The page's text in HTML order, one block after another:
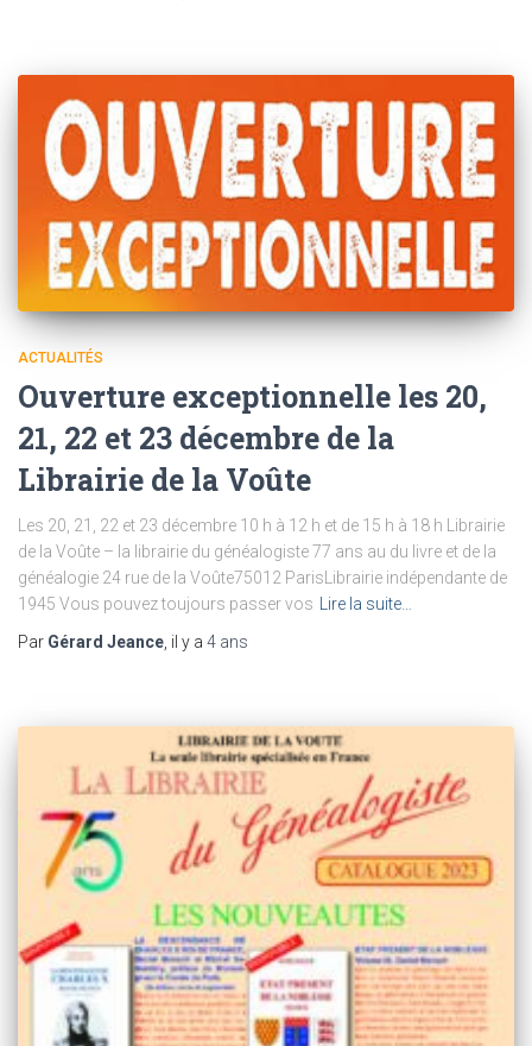
ACTUALITÉS
Ouverture exceptionnelle les 20,
21, 22 et 23 décembre de la
Librairie de la Voûte
Les 20, 21, 22 et 23 décembre 10 h à 12 h et de 15 h à 18 h Librairie
de la Voûte – la librairie du généalogiste 77 ans au du livre et de la
généalogie 24 rue de la Voûte75012 ParisLibrairie indépendante de
1945 Vous pouvez toujours passer vos
Lire la suite…
Par Gérard Jeance , il y a 4 ans